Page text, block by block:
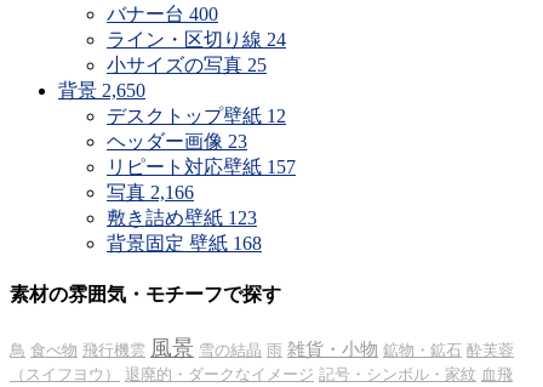
バナー台 400
ライン・区切り線 24
小サイズの写真 25
背景 2,650
デスクトップ壁紙 12
ヘッダー画像 23
リピート対応壁紙 157
写真 2,166
敷き詰め壁紙 123
背景固定 壁紙 168
素材の雰囲気・モチーフで探す
鳥 食べ物 飛行機雲 風景 雪の結晶 雨 雑貨・小物 鉱物・鉱石 酔芙蓉
（スイフヨウ）
退廃的・ダークなイメージ 記号・シンボル・家紋 血飛